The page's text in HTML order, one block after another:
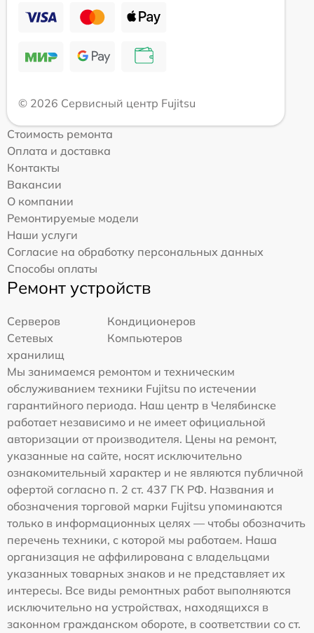
© 2026 Сервисный центр Fujitsu
Стоимость ремонта
Оплата и доставка
Контакты
Вакансии
О компании
Ремонтируемые модели
Наши услуги
Согласие на обработку персональных данных
Способы оплаты
Ремонт устройств
Серверов
Кондиционеров
Сетевых
хранилищ
Компьютеров
Мы занимаемся ремонтом и техническим
обслуживанием техники Fujitsu по истечении
гарантийного периода. Наш центр в Челябинске
работает независимо и не имеет официальной
авторизации от производителя. Цены на ремонт,
указанные на сайте, носят исключительно
ознакомительный характер и не являются публичной
офертой согласно п. 2 ст. 437 ГК РФ. Названия и
обозначения торговой марки Fujitsu упоминаются
только в информационных целях — чтобы обозначить
перечень техники, с которой мы работаем. Наша
организация не аффилирована с владельцами
указанных товарных знаков и не представляет их
интересы. Все виды ремонтных работ выполняются
исключительно на устройствах, находящихся в
законном гражданском обороте, в соответствии со ст.